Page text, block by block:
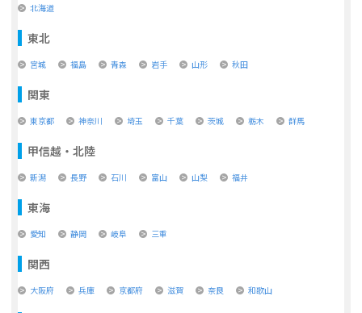
北海道
東北
宮城 福島 青森 岩手 山形 秋田
関東
東京都 神奈川 埼玉 千葉 茨城 栃木 群馬
甲信越・北陸
新潟 長野 石川 富山 山梨 福井
東海
愛知 静岡 岐阜 三重
関西
大阪府 兵庫 京都府 滋賀 奈良 和歌山